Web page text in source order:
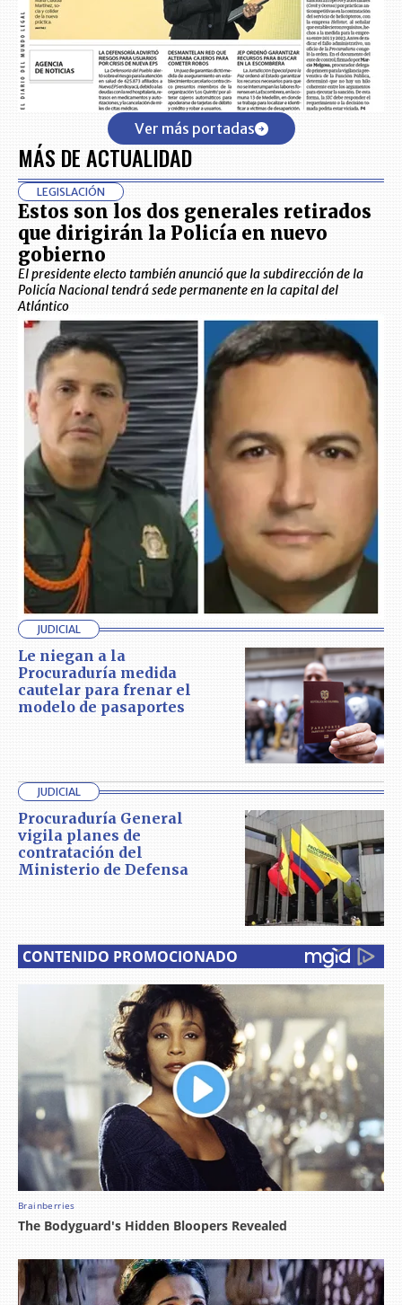
Ver más portadas
MÁS DE ACTUALIDAD
LEGISLACIÓN
Estos son los dos generales retirados
que dirigirán la Policía en nuevo
gobierno
El presidente electo también anunció que la subdirección de la
Policía Nacional tendrá sede permanente en la capital del
Atlántico
JUDICIAL
Le niegan a la
Procuraduría medida
cautelar para frenar el
modelo de pasaportes
JUDICIAL
Procuraduría General
vigila planes de
contratación del
Ministerio de Defensa